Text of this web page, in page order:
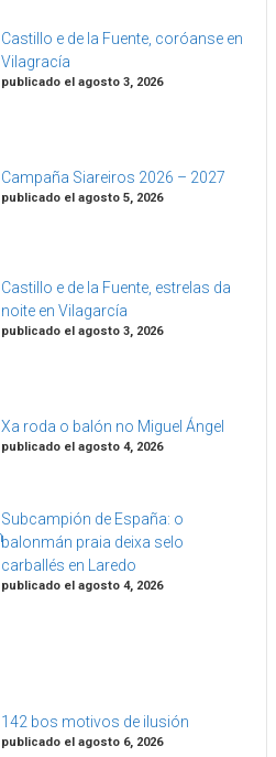
Castillo e de la Fuente, coróanse en
Vilagracía
publicado el agosto 3, 2026
Campaña Siareiros 2026 – 2027
publicado el agosto 5, 2026
Castillo e de la Fuente, estrelas da
noite en Vilagarcía
publicado el agosto 3, 2026
Xa roda o balón no Miguel Ángel
publicado el agosto 4, 2026
Subcampión de España: o
balonmán praia deixa selo
carballés en Laredo
publicado el agosto 4, 2026
142 bos motivos de ilusión
publicado el agosto 6, 2026